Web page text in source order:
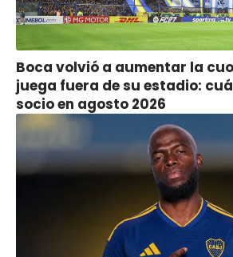
Boca volvió a aumentar la
juega fuera de su estadio:
socio en agosto 2026